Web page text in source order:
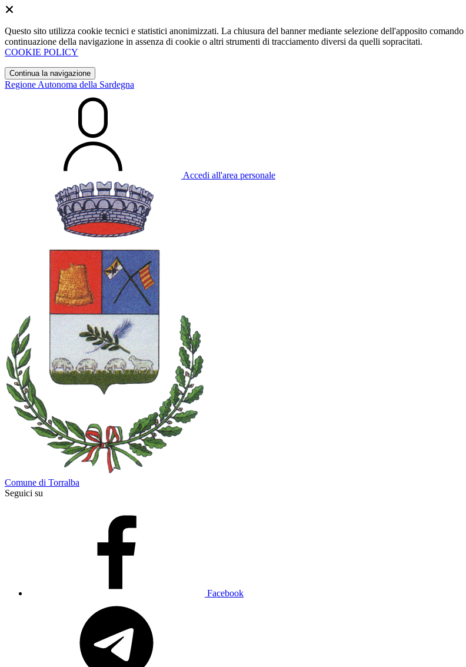
Questo sito utilizza cookie tecnici e statistici anonimizzati. La chiusura del banner mediante selezione dell'apposito
continuazione della navigazione in assenza di cookie o altri strumenti di tracciamento diversi da quelli sopracitati.
COOKIE POLICY
Continua la navigazione
Regione Autonoma della Sardegna
Accedi all'area personale
Comune di Torralba
Seguici su
Facebook